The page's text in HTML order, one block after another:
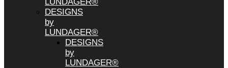
DESIGNS
by
LUNDAGER®
DESIGNS
by
LUNDAGER®